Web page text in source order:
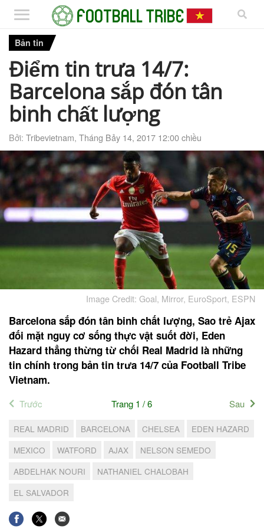
Bản tin
Điểm tin trưa 14/7:
Barcelona sắp đón tân
binh chất lượng
Bởi: Tribevietnam, Tháng Bảy 14, 2017 12:00 chiều
Image Credit: Goal, Mirror, EuroSport, ESPN
Barcelona sắp đón tân binh chất lượng, Sao trẻ Ajax
đối mặt nguy cơ sống thực vật suốt đời, Eden
Hazard thẳng thừng từ chối Real Madrid là những
tin chính trong bản tin trưa 14/7 của Football Tribe
Vietnam.
Trước Trang 1 / 6 Sau
REAL MADRID BARCELONA CHELSEA
EDEN HAZARD
MEXICO
WATFORD AJAX
NELSON SEMEDO
ABDELHAK NOURI
NATHANIEL CHALOBAH
EL SALVADOR